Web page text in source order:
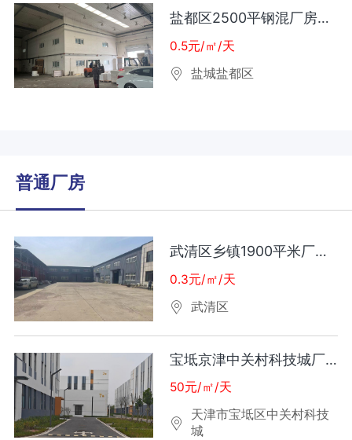
盐都区2500平钢混厂房出租
0.5元/㎡/天
盐城盐都区
普通厂房
武清区乡镇1900平米厂房出租
0.3元/㎡/天
武清区
宝坻京津中关村科技城厂房出租
50元/㎡/天
天津市宝坻区中关村科技
城